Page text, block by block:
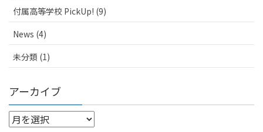
付属高等学校 PickUp! (9)
News (4)
未分類 (1)
アーカイブ